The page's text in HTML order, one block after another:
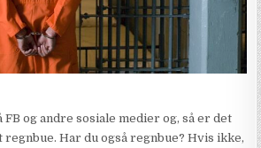
og andre sosiale medier og, så er det
regnbue. Har du også regnbue? Hvis ikke,